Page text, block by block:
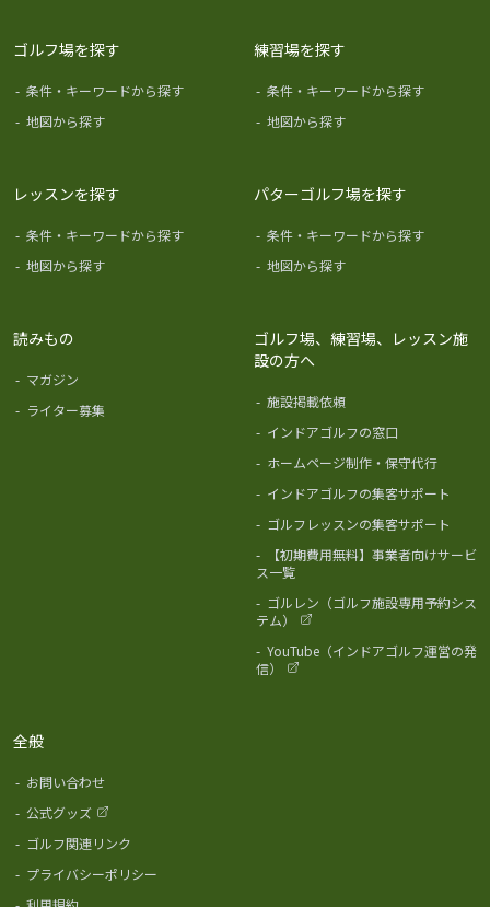
ゴルフ場を探す
- 条件・キーワードから探す
- 地図から探す
練習場を探す
- 条件・キーワードから探す
- 地図から探す
レッスンを探す
- 条件・キーワードから探す
- 地図から探す
パターゴルフ場を探す
- 条件・キーワードから探す
- 地図から探す
読みもの
- マガジン
- ライター募集
ゴルフ場、練習場、レッスン施
設の方へ
- 施設掲載依頼
- インドアゴルフの窓口
- ホームページ制作・保守代行
- インドアゴルフの集客サポート
- ゴルフレッスンの集客サポート
-
【初期費用無料】事業者向けサービ
ス一覧
- ゴルレン（ゴルフ施設専用予約シス
テム）
- YouTube（インドアゴルフ運営の発
信）
全般
- お問い合わせ
- 公式グッズ
- ゴルフ関連リンク
- プライバシーポリシー